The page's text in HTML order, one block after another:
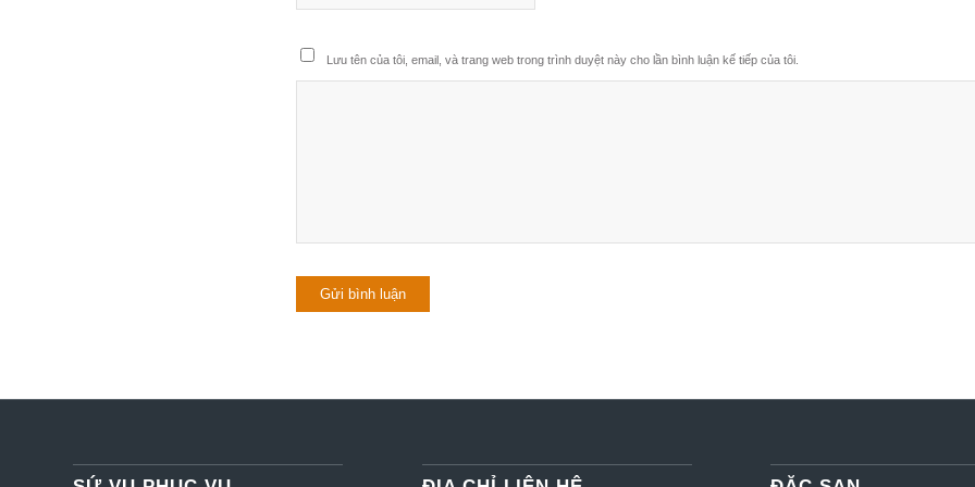
Lưu tên của tôi, email, và trang web trong trình duyệt này cho lần bình luận kế tiếp của tôi.